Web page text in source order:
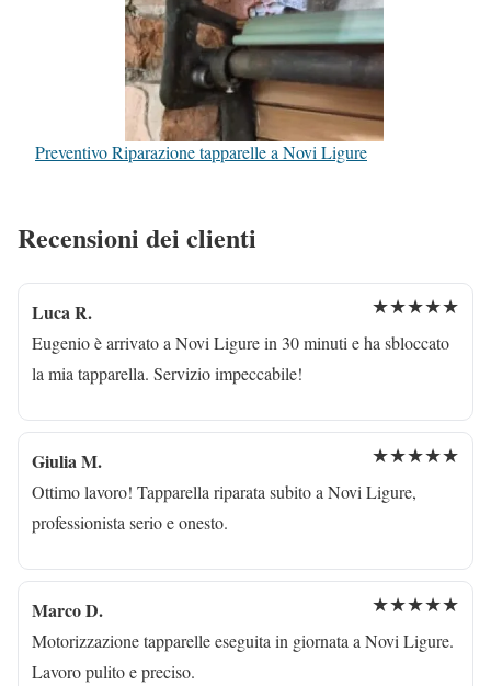
Preventivo Riparazione tapparelle a Novi Ligure
Recensioni dei clienti
Luca R. ★★★★★
Eugenio è arrivato a Novi Ligure in 30 minuti e ha sbloccato
la mia tapparella. Servizio impeccabile!
Giulia M. ★★★★★
Ottimo lavoro! Tapparella riparata subito a Novi Ligure,
professionista serio e onesto.
Marco D. ★★★★★
Motorizzazione tapparelle eseguita in giornata a Novi Ligure.
Lavoro pulito e preciso.